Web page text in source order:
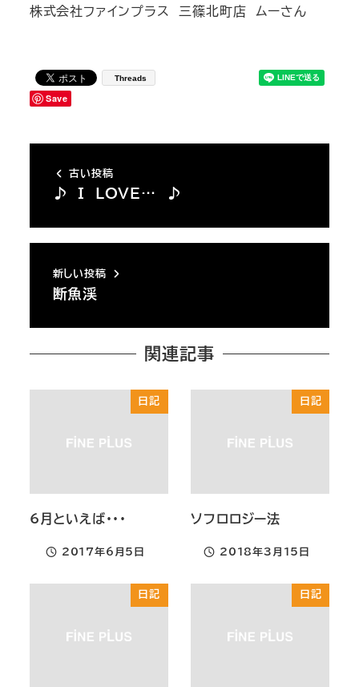
株式会社ファインプラス 三篠北町店 ムーさん
Threads
Save
古い投稿
♪ I LOVE… ♪
新しい投稿
断魚渓
関連記事
日記
6月といえば・・・
投稿日
2017年6月5日
日記
ソフロロジー法
投稿日
2018年3月15日
日記 日記